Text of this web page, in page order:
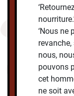
‘Nous ne
nous,
pouvons
cet
ne soit